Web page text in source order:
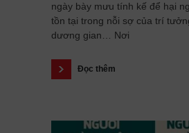
ngày bày mưu tính kế để hại
tồn tại trong nỗi sợ của trí
dương gian… Nơi
Đọc thêm